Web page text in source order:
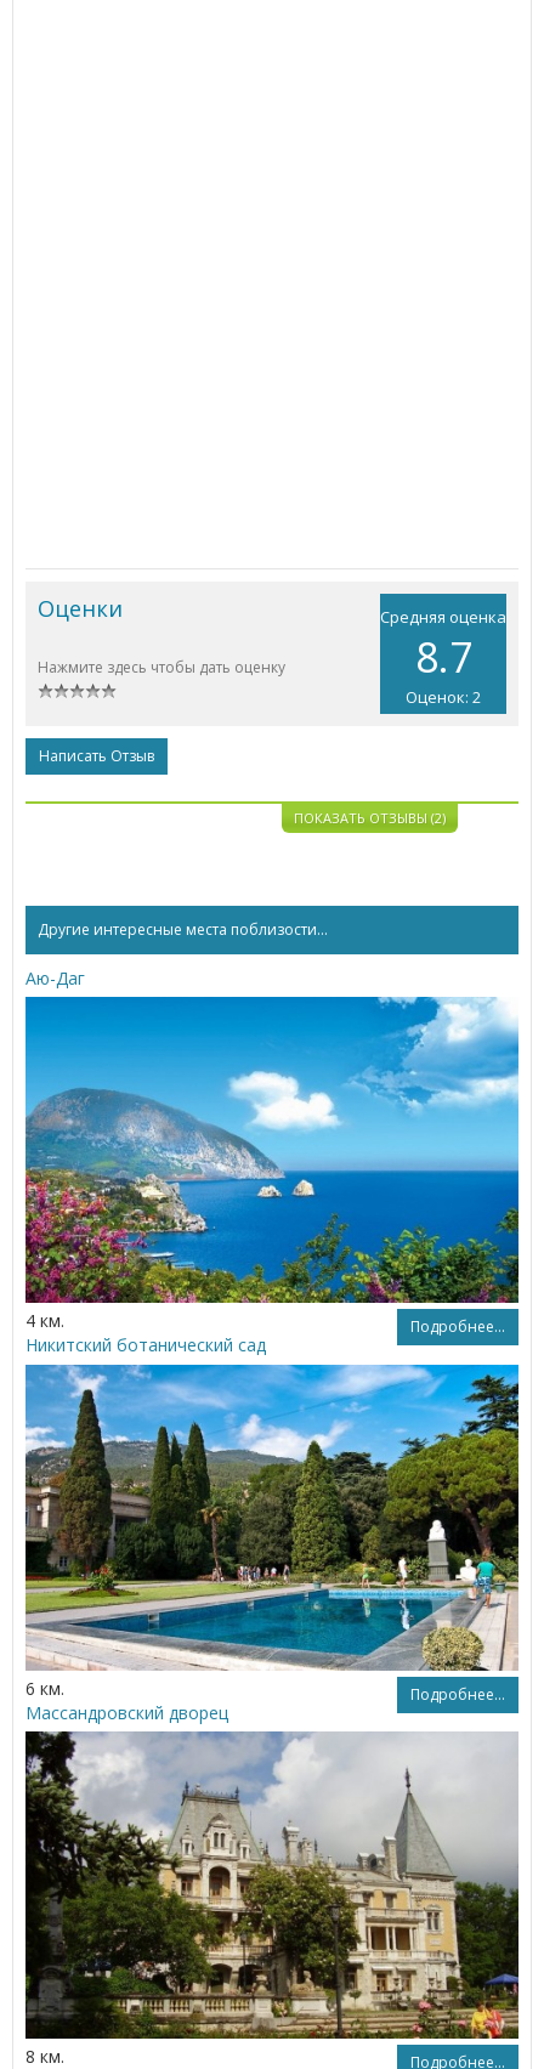
Средняя оценка
8.7
Оценок: 2
Оценки
Нажмите здесь чтобы дать оценку
Написать Отзыв
ПОКАЗАТЬ ОТЗЫВЫ (2)
Другие интересные места поблизости...
Аю-Даг
4 км. Подробнее...
Никитский ботанический сад
6 км. Подробнее...
Массандровский дворец
8 км. Подробнее...